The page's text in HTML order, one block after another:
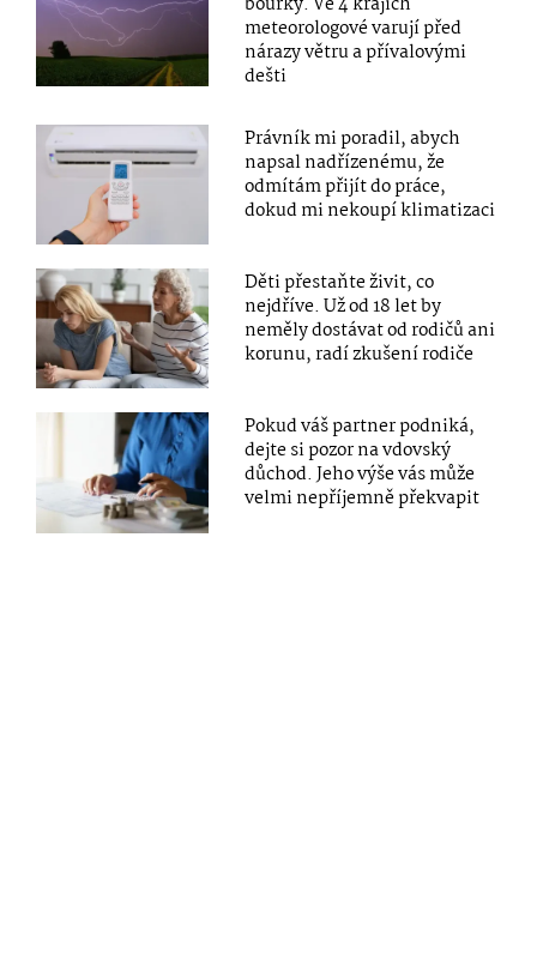
meteorologové varují před
nárazy větru a přívalovými
dešti
Právník mi poradil, abych
napsal nadřízenému, že
odmítám přijít do práce,
dokud mi nekoupí klimatizaci
Děti přestaňte živit, co
nejdříve. Už od 18 let by
neměly dostávat od rodičů ani
korunu, radí zkušení rodiče
Pokud váš partner podniká,
dejte si pozor na vdovský
důchod. Jeho výše vás může
velmi nepříjemně překvapit